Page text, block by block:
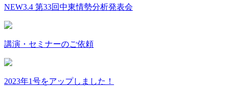
NEW3.4 第33回中東情勢分析発表会
講演・セミナーのご依頼
2023年1号をアップしました！